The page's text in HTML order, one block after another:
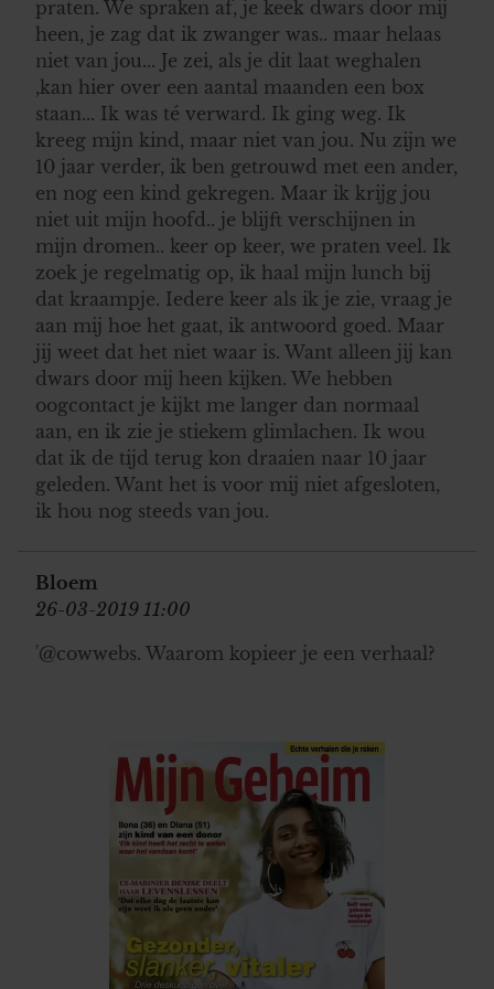
partners voor social media, adverteren en analyse. Deze
partners kunnen deze gegevens combineren met andere
informatie die u aan ze heeft verstrekt of die ze hebben
verzameld op basis van uw gebruik van hun services. U
gaat akkoord met onze cookies als u onze website blijft
gebruiken.
praten. We spraken af, je keek dwars door mij
heen, je zag dat ik zwanger was.. maar helaas
niet van jou... Je zei, als je dit laat weghalen
,kan hier over een aantal maanden een box
staan... Ik was té verward. Ik ging weg. Ik
kreeg mijn kind, maar niet van jou. Nu zijn we
10 jaar verder, ik ben getrouwd met een ander,
en nog een kind gekregen. Maar ik krijg jou
niet uit mijn hoofd.. je blijft verschijnen in
mijn dromen.. keer op keer, we praten veel. Ik
zoek je regelmatig op, ik haal mijn lunch bij
dat kraampje. Iedere keer als ik je zie, vraag je
aan mij hoe het gaat, ik antwoord goed. Maar
jij weet dat het niet waar is. Want alleen jij kan
dwars door mij heen kijken. We hebben
oogcontact je kijkt me langer dan normaal
aan, en ik zie je stiekem glimlachen. Ik wou
dat ik de tijd terug kon draaien naar 10 jaar
geleden. Want het is voor mij niet afgesloten,
ik hou nog steeds van jou.
Bloem
26-03-2019 11:00
'@cowwebs. Waarom kopieer je een verhaal?